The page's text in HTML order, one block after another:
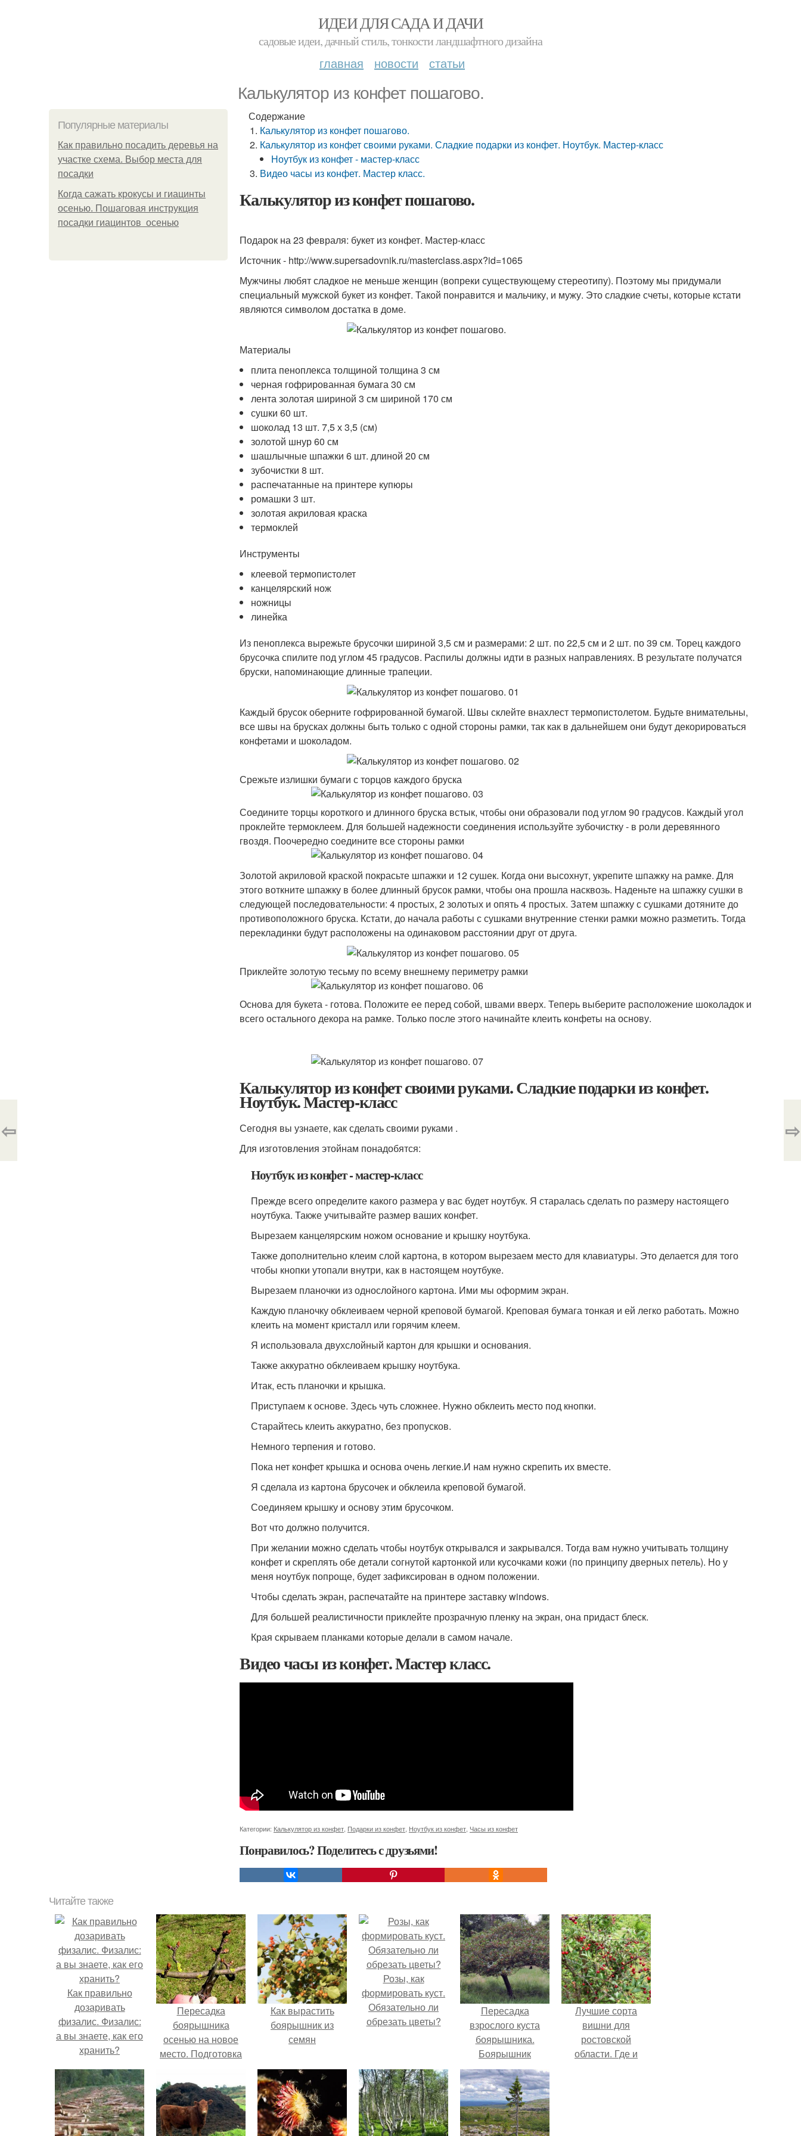
ИДЕИ ДЛЯ САДА И ДАЧИ
садовые идеи, дачный стиль, тонкости ландшафтного дизайна
главная новости статьи
Калькулятор из конфет пошагово.
Популярные материалы
Как правильно посадить деревья на
участке схема. Выбор места для
посадки
Когда сажать крокусы и гиацинты
осенью. Пошаговая инструкция
посадки гиацинтов осенью
Содержание
Калькулятор из конфет пошагово.
Калькулятор из конфет своими руками. Сладкие подарки из конфет. Ноутбук. Мастер-класс
Ноутбук из конфет - мастер-класс
Видео часы из конфет. Мастер класс.
Калькулятор из конфет пошагово.
Подарок на 23 февраля: букет из конфет. Мастер-класс
Источник - http://www.supersadovnik.ru/masterclass.aspx?id=1065
Мужчины любят сладкое не меньше женщин (вопреки существующему стереотипу). Поэтому мы придумали
специальный мужской букет из конфет. Такой понравится и мальчику, и мужу. Это сладкие счеты, которые кстати
являются символом достатка в доме.
Материалы
плита пеноплекса толщиной толщина 3 см
черная гофрированная бумага 30 см
лента золотая шириной 3 см шириной 170 см
сушки 60 шт.
шоколад 13 шт. 7,5 х 3,5 (см)
золотой шнур 60 см
шашлычные шпажки 6 шт. длиной 20 см
зубочистки 8 шт.
распечатанные на принтере купюры
ромашки 3 шт.
золотая акриловая краска
термоклей
Инструменты
клеевой термопистолет
канцелярский нож
ножницы
линейка
Из пеноплекса вырежьте брусочки шириной 3,5 см и размерами: 2 шт. по 22,5 см и 2 шт. по 39 см. Торец каждого
брусочка спилите под углом 45 градусов. Распилы должны идти в разных направлениях. В результате получатся
бруски, напоминающие длинные трапеции.
Каждый брусок оберните гофрированной бумагой. Швы склейте внахлест термопистолетом. Будьте внимательны,
все швы на брусках должны быть только с одной стороны рамки, так как в дальнейшем они будут декорироваться
конфетами и шоколадом.
Срежьте излишки бумаги с торцов каждого бруска
Соедините торцы короткого и длинного бруска встык, чтобы они образовали под углом 90 градусов. Каждый угол
проклейте термоклеем. Для большей надежности соединения используйте зубочистку - в роли деревянного
гвоздя. Поочередно соедините все стороны рамки
Золотой акриловой краской покрасьте шпажки и 12 сушек. Когда они высохнут, укрепите шпажку на рамке. Для
этого воткните шпажку в более длинный брусок рамки, чтобы она прошла насквозь. Наденьте на шпажку сушки в
следующей последовательности: 4 простых, 2 золотых и опять 4 простых. Затем шпажку с сушками дотяните до
противоположного бруска. Кстати, до начала работы с сушками внутренние стенки рамки можно разметить. Тогда
перекладинки будут расположены на одинаковом расстоянии друг от друга.
Приклейте золотую тесьму по всему внешнему периметру рамки
Основа для букета - готова. Положите ее перед собой, швами вверх. Теперь выберите расположение шоколадок и
всего остального декора на рамке. Только после этого начинайте клеить конфеты на основу.
Калькулятор из конфет своими руками. Сладкие подарки из конфет.
Ноутбук. Мастер-класс
Сегодня вы узнаете, как сделать своими руками .
Для изготовления этойнам понадобятся:
Ноутбук из конфет - мастер-класс
Прежде всего определите какого размера у вас будет ноутбук. Я старалась сделать по размеру настоящего
ноутбука. Также учитывайте размер ваших конфет.
Вырезаем канцелярским ножом основание и крышку ноутбука.
Также дополнительно клеим слой картона, в котором вырезаем место для клавиатуры. Это делается для того
чтобы кнопки утопали внутри, как в настоящем ноутбуке.
Вырезаем планочки из однослойного картона. Ими мы оформим экран.
Каждую планочку обклеиваем черной креповой бумагой. Креповая бумага тонкая и ей легко работать. Можно
клеить на момент кристалл или горячим клеем.
Я использовала двухслойный картон для крышки и основания.
Также аккуратно обклеиваем крышку ноутбука.
Итак, есть планочки и крышка.
Приступаем к основе. Здесь чуть сложнее. Нужно обклеить место под кнопки.
Старайтесь клеить аккуратно, без пропусков.
Немного терпения и готово.
Пока нет конфет крышка и основа очень легкие.И нам нужно скрепить их вместе.
Я сделала из картона брусочек и обклеила креповой бумагой.
Соединяем крышку и основу этим брусочком.
Вот что должно получится.
При желании можно сделать чтобы ноутбук открывался и закрывался. Тогда вам нужно учитывать толщину
конфет и скреплять обе детали согнутой картонкой или кусочками кожи (по принципу дверных петель). Но у
меня ноутбук попроще, будет зафиксирован в одном положении.
Чтобы сделать экран, распечатайте на принтере заставку windows.
Для большей реалистичности приклейте прозрачную пленку на экран, она придаст блеск.
Края скрываем планками которые делали в самом начале.
Видео часы из конфет. Мастер класс.
Категории: Калькулятор из конфет Подарки из конфет Ноутбук из конфет Часы из конфет
Понравилось? Поделитесь с друзьями!
⇦ ⇨
Читайте также
Как правильно
дозаривать
физалис. Физалис:
а вы знаете, как его
хранить?
Пересадка
боярышника
осенью на новое
место. Подготовка
Как вырастить
боярышник из
семян
Розы, как
формировать куст.
Обязательно ли
обрезать цветы?
Пересадка
взрослого куста
боярышника.
Боярышник
Лучшие сорта
вишни для
ростовской
области. Где и